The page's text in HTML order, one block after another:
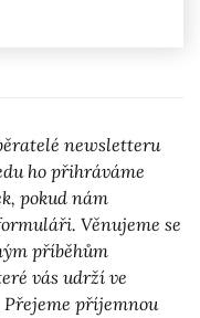
newsletteru
ho přihráváme
pokud nám
Věnujeme se
příběhům
vás udrží ve
příjemnou